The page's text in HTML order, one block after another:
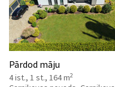
Pārdod māju
4 ist., 1 st., 164 m2